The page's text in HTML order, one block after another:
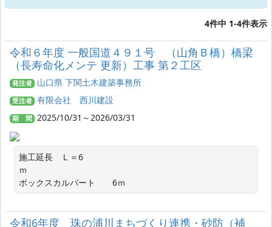
4件中 1-4件表示
令和６年度 一般国道４９１号 （山角Ｂ橋）橋梁
（長寿命化メンテ 更新）工事 第２工区
発注者 山口県 下関土木建築事務所
受注者 有限会社 西川建設
期 間 2025/10/31～2026/03/31
施工延長　Ｌ＝6
ｍ
令和6年度 珠の浦川まちづくり連携・砂防（補